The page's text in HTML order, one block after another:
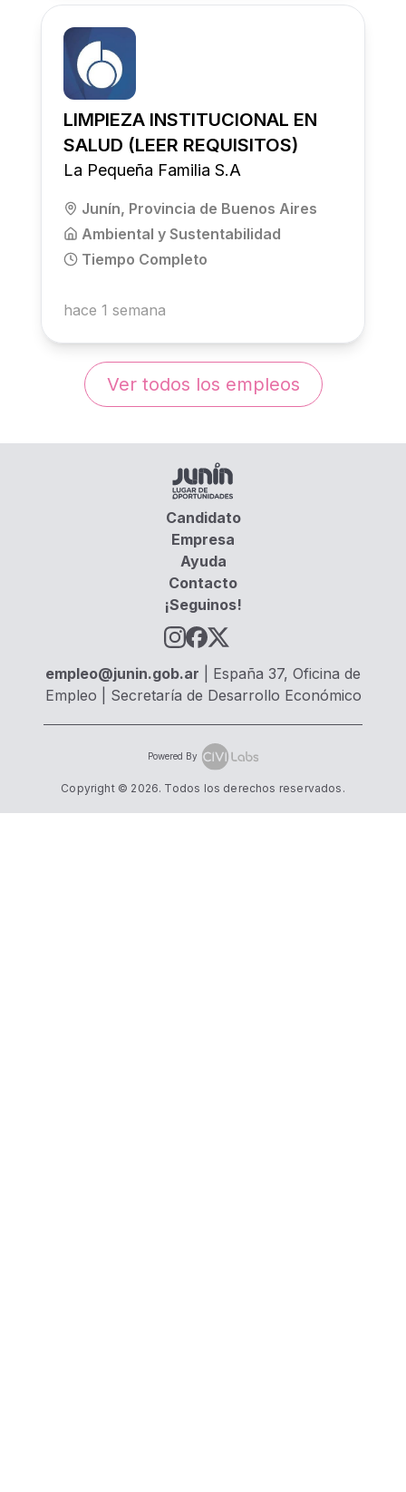
LIMPIEZA INSTITUCIONAL EN
SALUD (LEER REQUISITOS)
La Pequeña Familia S.A
Junín, Provincia de Buenos Aires
Ambiental y Sustentabilidad
Tiempo Completo
hace 1 semana
Ver todos los empleos
Candidato
Empresa
Ayuda
Contacto
¡Seguinos!
empleo@junin.gob.ar | España 37, Oficina de
Empleo | Secretaría de Desarrollo Económico
Powered By
Copyright © 2026. Todos los derechos reservados.